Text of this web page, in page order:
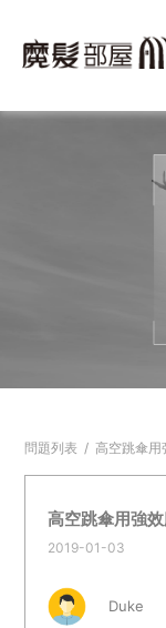
問題列表 / 高空跳傘用
高空跳傘用強
2019-01-03
Duke